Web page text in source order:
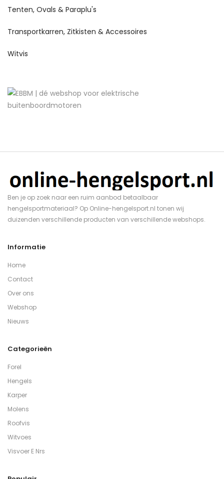
Tenten, Ovals & Paraplu's
Transportkarren, Zitkisten & Accessoires
Witvis
Ben je op zoek naar een ruim aanbod betaalbaar
hengelsportmateriaal? Op Online-hengelsport.nl tonen wij
duizenden verschillende producten van verschillende webshops.
Informatie
Home
Contact
Over ons
Webshop
Nieuws
Categorieën
Forel
Hengels
Karper
Molens
Roofvis
Witvoes
Visvoer E Nrs